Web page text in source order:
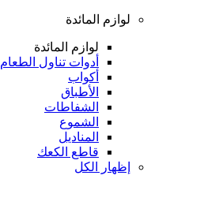
لوازم المائدة
لوازم المائدة
أدوات تناول الطعام
أكواب
الأطباق
الشفاطات
الشموع
المناديل
قاطع الكعك
إظهار الكل